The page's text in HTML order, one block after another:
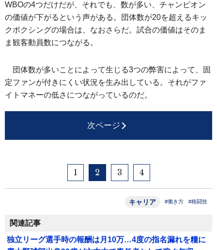
WBOの4つだけだが、それでも、数が多い、チャンピオン
の価値が下がるという声がある。団体数が20を超えるキッ
クボクシングの場合は、なおさらだ。試合の価値はそのま
ま観客動員数につながる。
団体数が多いことによって生じる3つの弊害によって、固
定ファンが付きにくい状況を生み出している。それがファ
イトマネーの低さにつながっているのだ。
次ページ
1 2 3 4
キャリア #働き方 #格闘技
関連記事
独立リーグ選手時の報酬は月10万…4度の指名漏れを糧に